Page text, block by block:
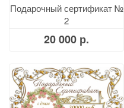
Подарочный сертификат №
2
20 000 р.